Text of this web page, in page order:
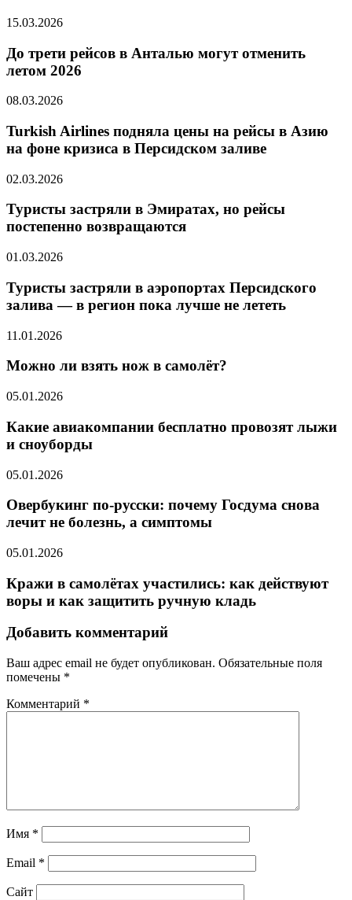
15.03.2026
До трети рейсов в Анталью могут отменить
летом 2026
08.03.2026
Turkish Airlines подняла цены на рейсы в Азию
на фоне кризиса в Персидском заливе
02.03.2026
Туристы застряли в Эмиратах, но рейсы
постепенно возвращаются
01.03.2026
Туристы застряли в аэропортах Персидского
залива — в регион пока лучше не лететь
11.01.2026
Можно ли взять нож в самолёт?
05.01.2026
Какие авиакомпании бесплатно провозят лыжи
и сноуборды
05.01.2026
Овербукинг по-русски: почему Госдума снова
лечит не болезнь, а симптомы
05.01.2026
Кражи в самолётах участились: как действуют
воры и как защитить ручную кладь
Добавить комментарий
Ваш адрес email не будет опубликован. Обязательные поля
помечены *
Комментарий *
Имя *
Email *
Сайт